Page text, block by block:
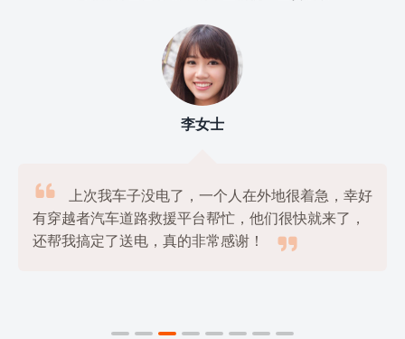
李女士

上次我车子没电了，一个人在外地很着急，幸好
有穿越者汽车道路救援平台帮忙，他们很快就来了，
还帮我搞定了送电，真的非常感谢！
